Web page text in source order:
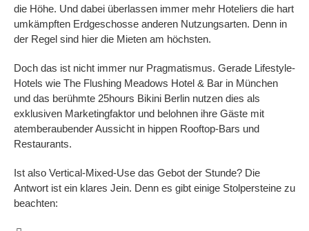
die Höhe. Und dabei überlassen immer mehr Hoteliers die hart
umkämpften Erdgeschosse anderen Nutzungsarten. Denn in
der Regel sind hier die Mieten am höchsten.
Doch das ist nicht immer nur Pragmatismus. Gerade Lifestyle-
Hotels wie The Flushing Meadows Hotel & Bar in München
und das berühmte 25hours Bikini Berlin nutzen dies als
exklusiven Marketingfaktor und belohnen ihre Gäste mit
atemberaubender Aussicht in hippen Rooftop-Bars und
Restaurants.
Ist also Vertical-Mixed-Use das Gebot der Stunde? Die
Antwort ist ein klares Jein. Denn es gibt einige Stolpersteine zu
beachten: